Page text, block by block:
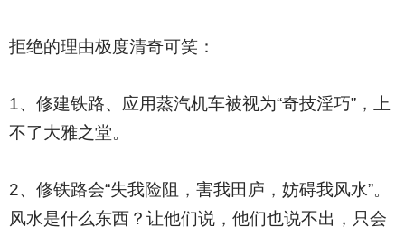
拒绝的理由极度清奇可笑：
1、修建铁路、应用蒸汽机车被视为“奇技淫巧”，上
不了大雅之堂。
2、修铁路会“失我险阻，害我田庐，妨碍我风水”。
风水是什么东西？让他们说，他们也说不出，只会